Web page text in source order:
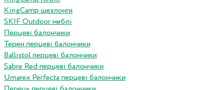
KingCamp шезлонги
SKIF Outdoor меблі
Перцеві балончики
Терен перцеві балончики
Ballistol перцеві балончики
Sabre Red перцеві балончики
Umarex Perfecta перцеві балончики